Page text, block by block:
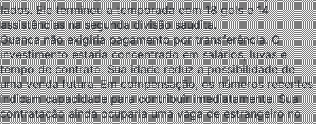
lados. Ele terminou a temporada com 18 gols e 14
assistências na segunda divisão saudita.
Guanca não exigiria pagamento por transferência. O
investimento estaria concentrado em salários, luvas e
tempo de contrato. Sua idade reduz a possibilidade de
uma venda futura. Em compensação, os números recentes
indicam capacidade para contribuir imediatamente. Sua
contratação ainda ocuparia uma vaga de estrangeiro no